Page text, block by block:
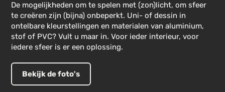
De mogelijkheden om te spelen met (zon)licht, om sfeer
te creëren zijn (bijna) onbeperkt. Uni- of dessin in
ontelbare kleurstellingen en materialen van aluminium,
stof of PVC? Vult u maar in. Voor ieder interieur, voor
iedere sfeer is er een oplossing.
Bekijk de foto's